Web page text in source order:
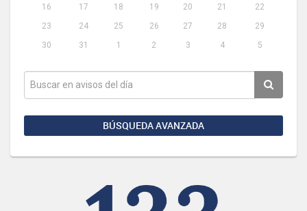
16
17 18 19 20 21
22
23
24 25 26 27 28
29
30
31 1 2 3 4 5
BÚSQUEDA AVANZADA